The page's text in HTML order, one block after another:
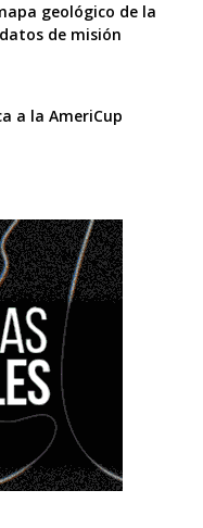
geológico de la
de misión
a la AmeriCup